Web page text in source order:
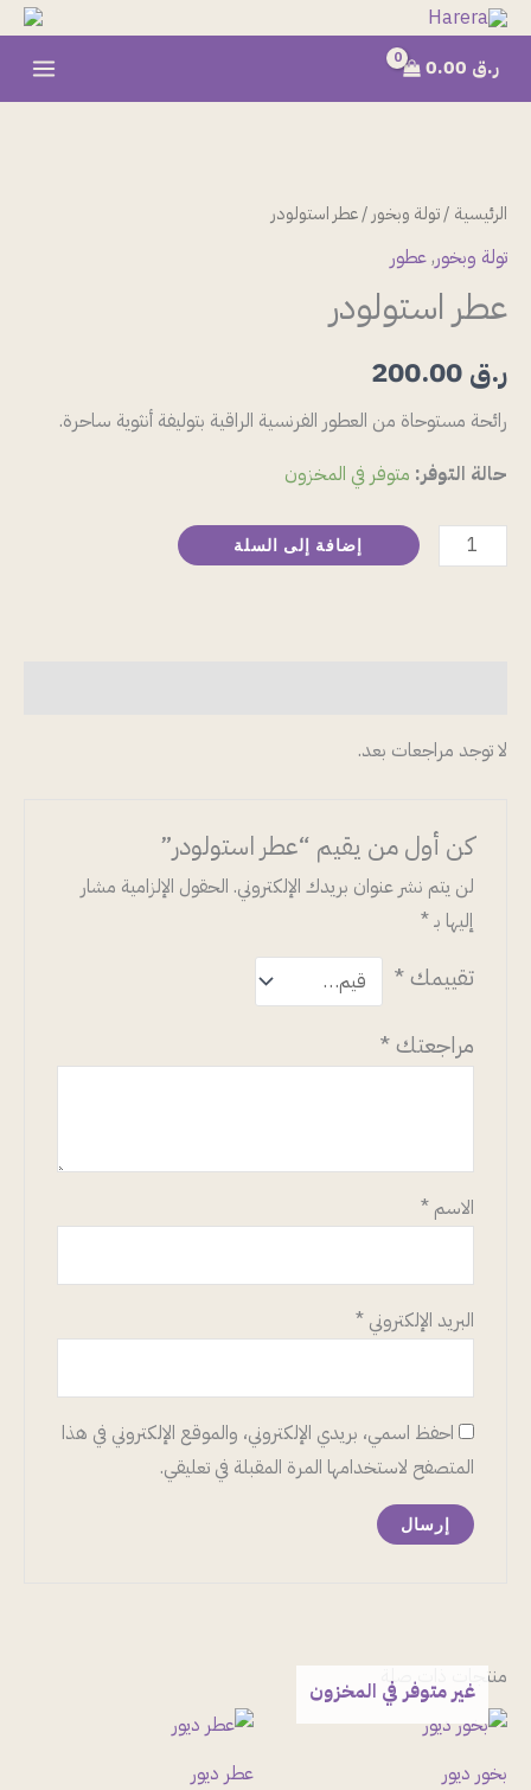
تخطي
المحتوى
ر.ق
الرئيسية /تولة وبخور / عطر استولودر
تولة وبخور,عطور
عطر استولودر
ر.ق
رائحة مستوحاة من العطور الفرنسية الراقية بتوليفة أنثوية ساحرة.
حالة التوفر: متوفر في المخزون
استولودر
إضافة إلى السلة
لا توجد مراجعات بعد.
كن أول من يقيم “عطر استولودر”
لن يتم نشر عنوان بريدك الإلكتروني. الحقول الإلزامية مشار
إليها بـ*
تقييمك*
مراجعتك*
الاسم *
البريد الإلكتروني *
احفظ اسمي، بريدي الإلكتروني، والموقع الإلكتروني في هذا
المتصفح لاستخدامها المرة المقبلة في تعليقي.
منتجات ذات صلة
غير متوفر في المخزون
بخور ديور عطر ديور